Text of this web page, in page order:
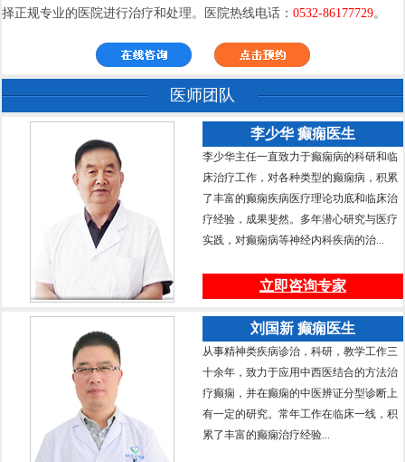
择正规专业的医院进行治疗和处理。医院热线电话：0532-86177729。
医师团队
李少华 癫痫医生
李少华主任一直致力于癫痫病的科研和临
床治疗工作，对各种类型的癫痫病，积累
了丰富的癫痫疾病医疗理论功底和临床治
疗经验，成果斐然。多年潜心研究与医疗
实践，对癫痫病等神经内科疾病的治...
立即咨询专家
刘国新 癫痫医生
从事精神类疾病诊治，科研，教学工作三
十余年，致力于应用中西医结合的方法治
疗癫痫，并在癫痫的中医辨证分型诊断上
有一定的研究。常年工作在临床一线，积
累了丰富的癫痫治疗经验...